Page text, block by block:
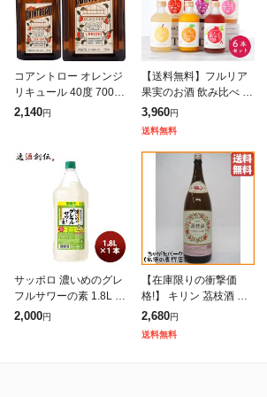
コアントロー オレンジ
リキュール 40度 700ml
正規品 リキュール ^ZK
2,140円
【送料無料】フルリア
果実のお酒 飲み比べ 30
0ml×6本セット / 果実酒
ギフト 中埜酒造 國盛
3,960円
送料無料
サッポロ 濃いめのグレ
フルサワーの素 1.8L 1
本 リキュール お酒 180
2,000円
【在庫限りの衝撃価
格!】 キリン 茘枝酒 ら
いちちゅう ライチのお
酒 1800ml
2,680円
送料無料